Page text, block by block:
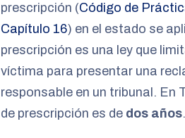
prescripción (Código de
Capítulo 16) en el estado se
prescripción es una ley que
víctima para presentar una
responsable en un tribunal. En
de prescripción es de dos años.